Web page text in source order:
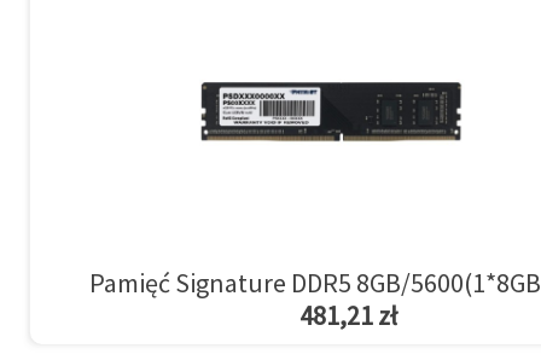
Pamięć Signature DDR5 8GB/
481,21 zł